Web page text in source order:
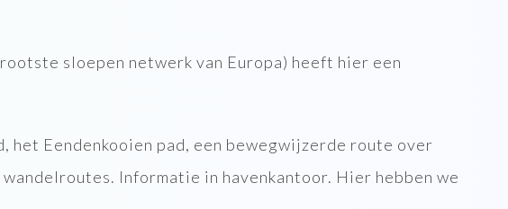
sloepen netwerk van Europa) heeft hier een
het Eendenkooien pad, een bewegwijzerde route over
Informatie in havenkantoor. Hier hebben we